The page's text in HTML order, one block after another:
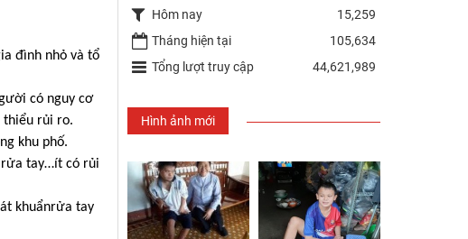
đình nhỏ và tổ
có nguy cơ
thiểu rủi ro.
khu phố.
rửa tay…ít có rủi
khuẩnrửa tay
Hôm nay
15,259
Tháng hiện tại
105,634
Tổng lượt truy cập
44,621,989
Hình ảnh mới